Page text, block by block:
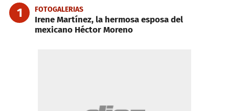
1 FOTOGALERIAS
Irene Martínez, la hermosa esposa del
mexicano Héctor Moreno